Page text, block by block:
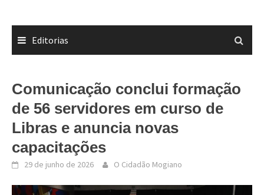
Editorias
Comunicação conclui formação
de 56 servidores em curso de
Libras e anuncia novas
capacitações
29 de junho de 2026 O Cidadão Mogiano